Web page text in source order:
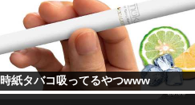
紙タバコ吸ってるやつwww